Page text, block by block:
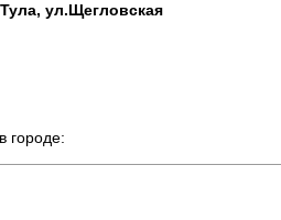
ул.Щегловская
городе: